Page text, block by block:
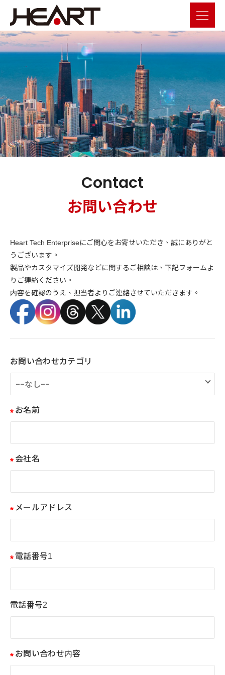
Contact
お問い合わせ
Heart Tech Enterpriseにご関心をお寄せいただき、 誠にありがと
う ございます。
製品やカスタマイズ開発などに関する ご相談は、 下記フォームよ
り ご連絡ください。
内容を確認のうえ、 担当者より ご連絡させていただきます。
お問い合わせカテゴリ
お名前
会社名
メールアドレス
電話番号1
電話番号2
お問い合わせ内容